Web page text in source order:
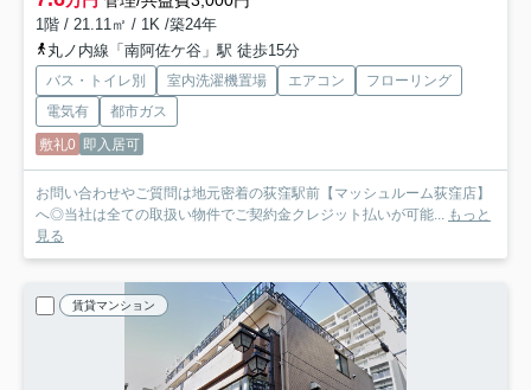
1階 / 21.11㎡ / 1K /築24年
丸ノ内線「南阿佐ケ谷」駅 徒歩15分
バス・トイレ別 室内洗濯機置場 エアコン
フローリング
電気有
都市ガス
敷礼0 即入居可
お問い合わせやご質問は地元密着の荻窪駅前【マッシュルーム荻窪店】
へ◎当社は全ての取扱い物件でご契約金クレジット払いが可能... もっと
見る
賃貸マンション